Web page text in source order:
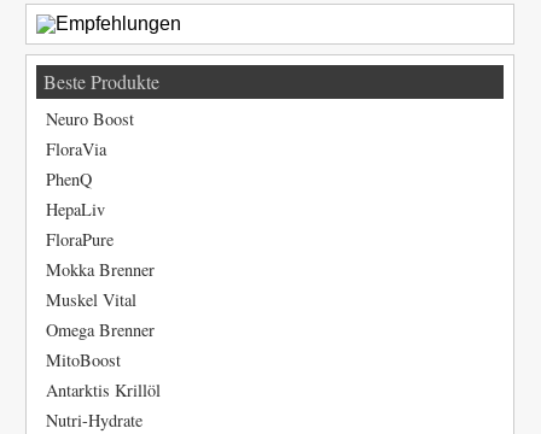
Beste Produkte
Neuro Boost
FloraVia
PhenQ
HepaLiv
FloraPure
Mokka Brenner
Muskel Vital
Omega Brenner
MitoBoost
Antarktis Krillöl
Nutri-Hydrate